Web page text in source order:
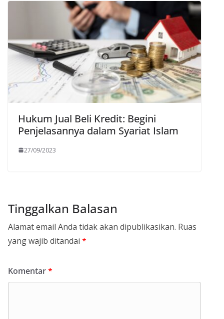
Hukum Jual Beli Kredit: Begini
Penjelasannya dalam Syariat Islam
27/09/2023
Tinggalkan Balasan
Alamat email Anda tidak akan dipublikasikan. Ruas
yang wajib ditandai *
Komentar*